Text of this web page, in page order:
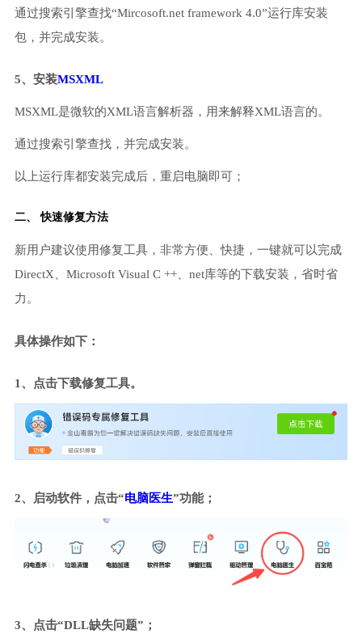
通过搜索引擎查找“Mircosoft.net framework 4.0”运行库安装
包，并完成安装。
5、安装MSXML
MSXML是微软的XML语言解析器，用来解释XML语言的。
通过搜索引擎查找，并完成安装。
以上运行库都安装完成后，重启电脑即可；
二、 快速修复方法
新用户建议使用修复工具，非常方便、快捷，一键就可以完成
DirectX、Microsoft Visual C ++、net库等的下载安装，省时省
力。
具体操作如下：
1、点击下载修复工具。
2、启动软件，点击“电脑医生”功能；
3、点击“DLL缺失问题”；